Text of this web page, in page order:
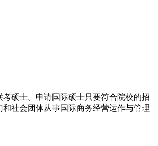
硕士。申请国际硕士只要符合院校的招
社会团体从事国际商务经营运作与管理